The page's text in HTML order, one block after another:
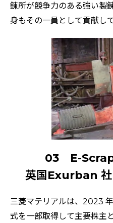
錬所が競争力のある強い製
身もその一員として貢献し
03 E-Scrap
英国Exurban 社
三菱マテリアルは、2023
式を一部取得して主要株主